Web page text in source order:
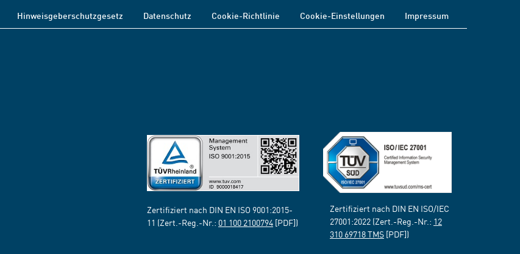
Hinweisgeberschutzgesetz Datenschutz Cookie-Richtlinie Cookie-Einstellungen Impressum
Zertifiziert nach DIN EN ISO 9001:2015-
11 (Zert.-Reg.-Nr.: 01 100 2100794 [PDF])
Zertifiziert nach DIN EN ISO/IEC
27001:2022 (Zert.-Reg.-Nr.: 12
310 69718 TMS [PDF])